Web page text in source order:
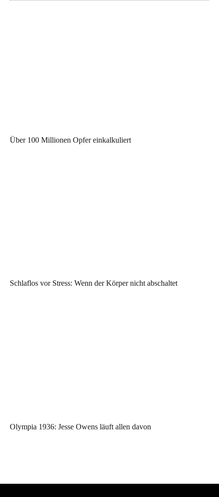
Über 100 Millionen Opfer einkalkuliert
Schlaflos vor Stress: Wenn der Körper nicht abschaltet
Olympia 1936: Jesse Owens läuft allen davon